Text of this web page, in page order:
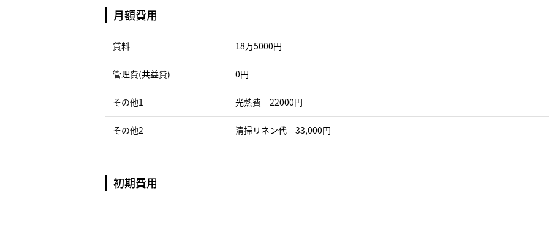
月額費用
賃料 18万5000円
管理費(共益費) 0円
その他1 光熱費 22000円
その他2 清掃リネン代 33,000円
初期費用